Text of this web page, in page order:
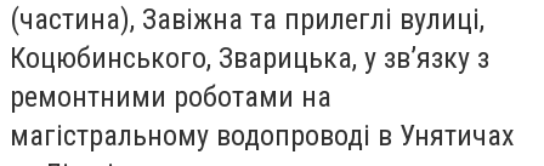
(частина), Завіжна та прилеглі вулиці,
Коцюбинського, Зварицька, у зв’язку з
ремонтними роботами на
магістральному водопроводі в Унятичах